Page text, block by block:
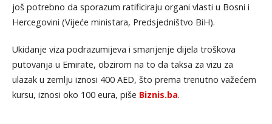
još potrebno da sporazum ratificiraju organi vlasti u Bosni i
Hercegovini (Vijeće ministara, Predsjedništvo BiH).
Ukidanje viza podrazumijeva i smanjenje dijela troškova
putovanja u Emirate, obzirom na to da taksa za vizu za
ulazak u zemlju iznosi 400 AED, što prema trenutno važećem
kursu, iznosi oko 100 eura, piše Biznis.ba.